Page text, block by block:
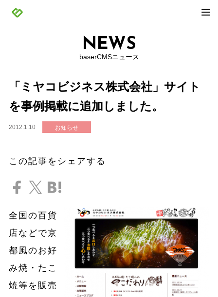
NEWS
baserCMSニュース
「ミヤコビジネス株式会社」サイト
を事例掲載に追加しました。
2012.1.10 お知らせ
この記事をシェアする
全国の百貨
店などで京
都風のお好
み焼・たこ
焼等を販売